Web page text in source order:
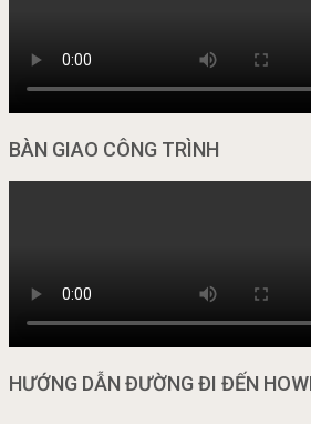
BÀN GIAO CÔNG TRÌNH
HƯỚNG DẪN ĐƯỜNG ĐI ĐẾN